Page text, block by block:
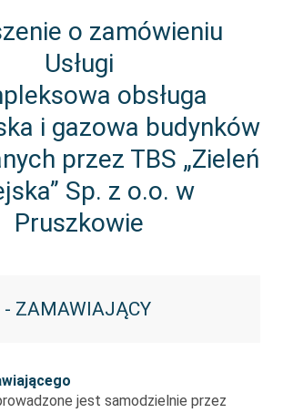
o zamówieniu
Usługi
obsługa
i gazowa budynków
przez TBS „Zieleń
Sp. z o.o. w
Pruszkowie
- ZAMAWIAJĄCY
jest samodzielnie przez